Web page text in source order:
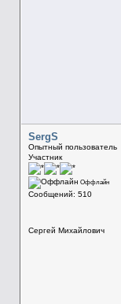
SergS
Опытный пользователь
Участник
Оффлайн
Сообщений: 510
Сергей Михайлович